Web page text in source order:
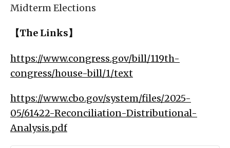
Midterm Elections
【The Links】
https://www.congress.gov/bill/119th-
congress/house-bill/1/text
https://www.cbo.gov/system/files/2025-
05/61422-Reconciliation-Distributional-
Analysis.pdf